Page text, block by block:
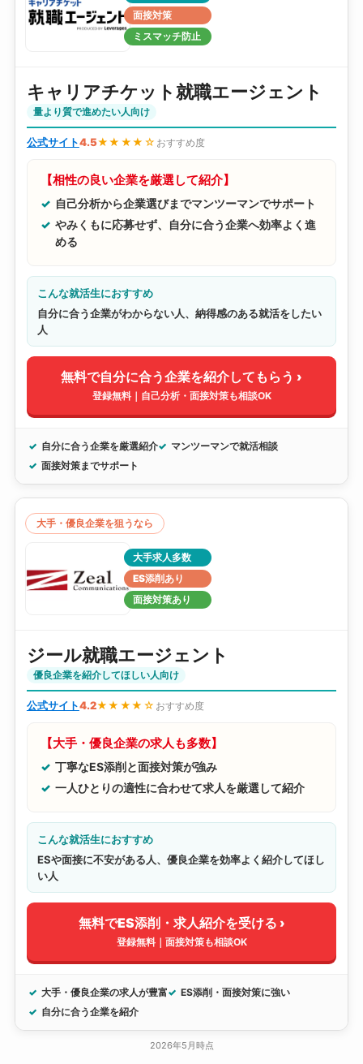
面接対策
ミスマッチ防止
キャリアチケット就職エージェント
量より質で進めたい人向け
公式サイト4.5★★★★☆ おすすめ度
【相性の良い企業を厳選して紹介】
自己分析から企業選びまでマンツーマンでサポート
やみくもに応募せず、自分に合う企業へ効率よく進
める
こんな就活生におすすめ
自分に合う企業がわからない人、納得感のある就活をしたい
人
無料で自分に合う企業を紹介してもらう ›
登録無料｜自己分析・面接対策も相談OK
自分に合う企業を厳選紹介
マンツーマンで就活相談
面接対策までサポート
大手・優良企業を狙うなら
大手求人多数
ES添削あり
面接対策あり
ジール就職エージェント
優良企業を紹介してほしい人向け
公式サイト4.2★★★★☆ おすすめ度
【大手・優良企業の求人も多数】
丁寧なES添削と面接対策が強み
一人ひとりの適性に合わせて求人を厳選して紹介
こんな就活生におすすめ
ESや面接に不安がある人、優良企業を効率よく紹介してほし
い人
無料でES添削・求人紹介を受ける ›
登録無料｜面接対策も相談OK
大手・優良企業の求人が豊富
ES添削・面接対策に強い
自分に合う企業を紹介
2026年5月時点